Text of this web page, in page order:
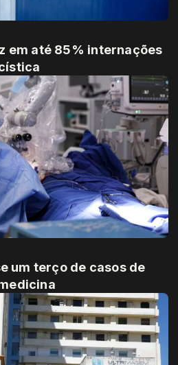
em até 85% internações
um terço de casos de